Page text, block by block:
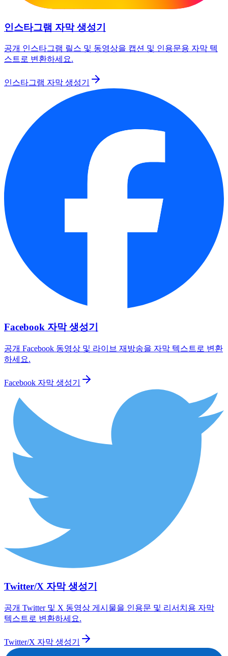
인스타그램 자막 생성기
공개 인스타그램 릴스 및 동영상을 캡션 및 인용문용 자막 텍
스트로 변환하세요.
인스타그램 자막 생성기
Facebook 자막 생성기
공개 Facebook 동영상 및 라이브 재방송을 자막 텍스트로 변환
하세요.
Facebook 자막 생성기
Twitter/X 자막 생성기
공개 Twitter 및 X 동영상 게시물을 인용문 및 리서치용 자막
텍스트로 변환하세요.
Twitter/X 자막 생성기